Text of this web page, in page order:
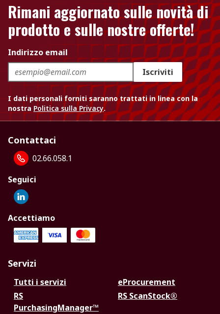
Rimani aggiornato sulle novità di
prodotto e sulle nostre offerte!
Indirizzo email
Iscriviti
I dati personali forniti saranno trattati in linea con la
nostra Politica sulla Privacy.
Contattaci
02.66.058.1
Seguici
Accettiamo
Servizi
Tutti i servizi
eProcurement
RS
PurchasingManager™
RS ScanStock®